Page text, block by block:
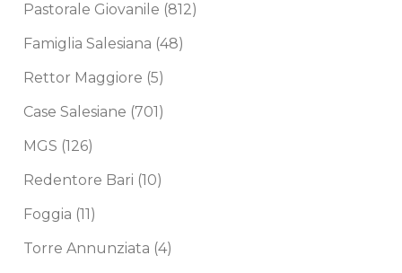
Pastorale Giovanile (812)
Famiglia Salesiana (48)
Rettor Maggiore (5)
Case Salesiane (701)
MGS (126)
Redentore Bari (10)
Foggia (11)
Torre Annunziata (4)